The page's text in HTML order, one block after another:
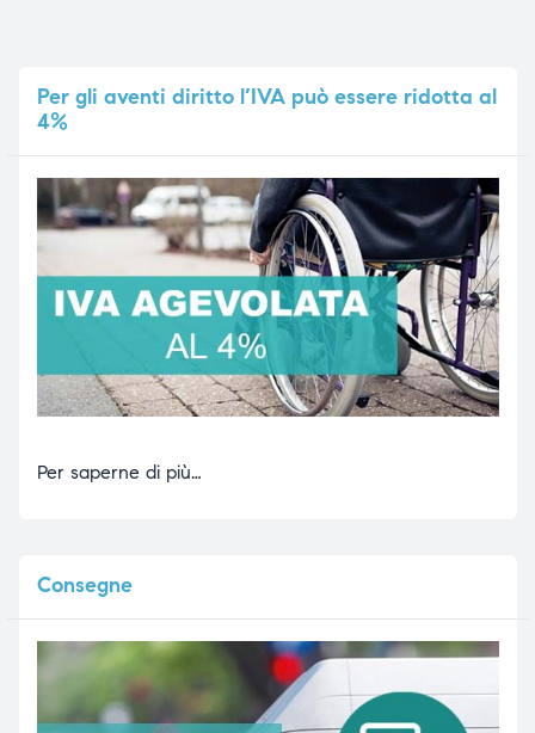
Pergli aventi diritto l’IVA può essere ridotta al
4%
Per saperne di più…
Consegne